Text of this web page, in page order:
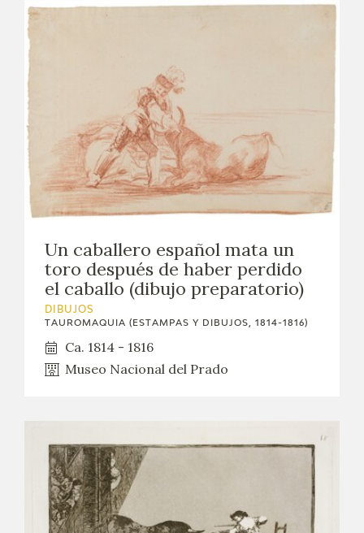
Un caballero español mata un
toro después de haber perdido
el caballo (dibujo preparatorio)
DIBUJOS
TAUROMAQUIA (ESTAMPAS Y DIBUJOS, 1814-1816)
Ca. 1814 - 1816
Museo Nacional del Prado